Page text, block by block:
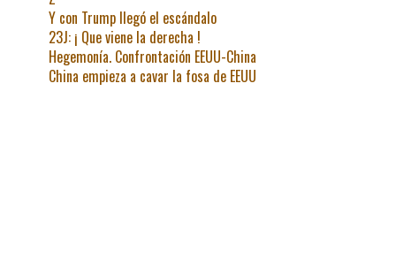
Y con Trump llegó el escándalo
23J: ¡ Que viene la derecha !
Hegemonía. Confrontación EEUU-China
China empieza a cavar la fosa de EEUU